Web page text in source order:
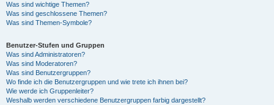
Was sind wichtige Themen?
Was sind geschlossene Themen?
Was sind Themen-Symbole?
Benutzer-Stufen und Gruppen
Was sind Administratoren?
Was sind Moderatoren?
Was sind Benutzergruppen?
Wo finde ich die Benutzergruppen und wie trete ich ihnen bei?
Wie werde ich Gruppenleiter?
Weshalb werden verschiedene Benutzergruppen farbig dargestellt?